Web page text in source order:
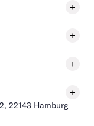
22143 Hamburg